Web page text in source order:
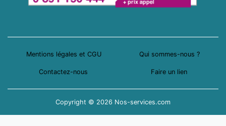
Mentions légales et CGU Qui sommes-nous ?
Contactez-nous Faire un lien
Copyright © 2026 Nos-services.com